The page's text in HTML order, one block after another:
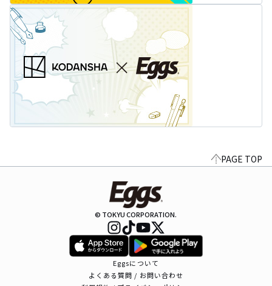
PAGE TOP
© TOKYU CORPORATION.
Eggsについて
よくある質問 / お問い合わせ